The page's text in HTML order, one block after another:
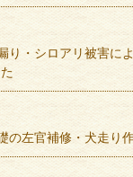
り・シロアリ被害に
の左官補修・犬走り